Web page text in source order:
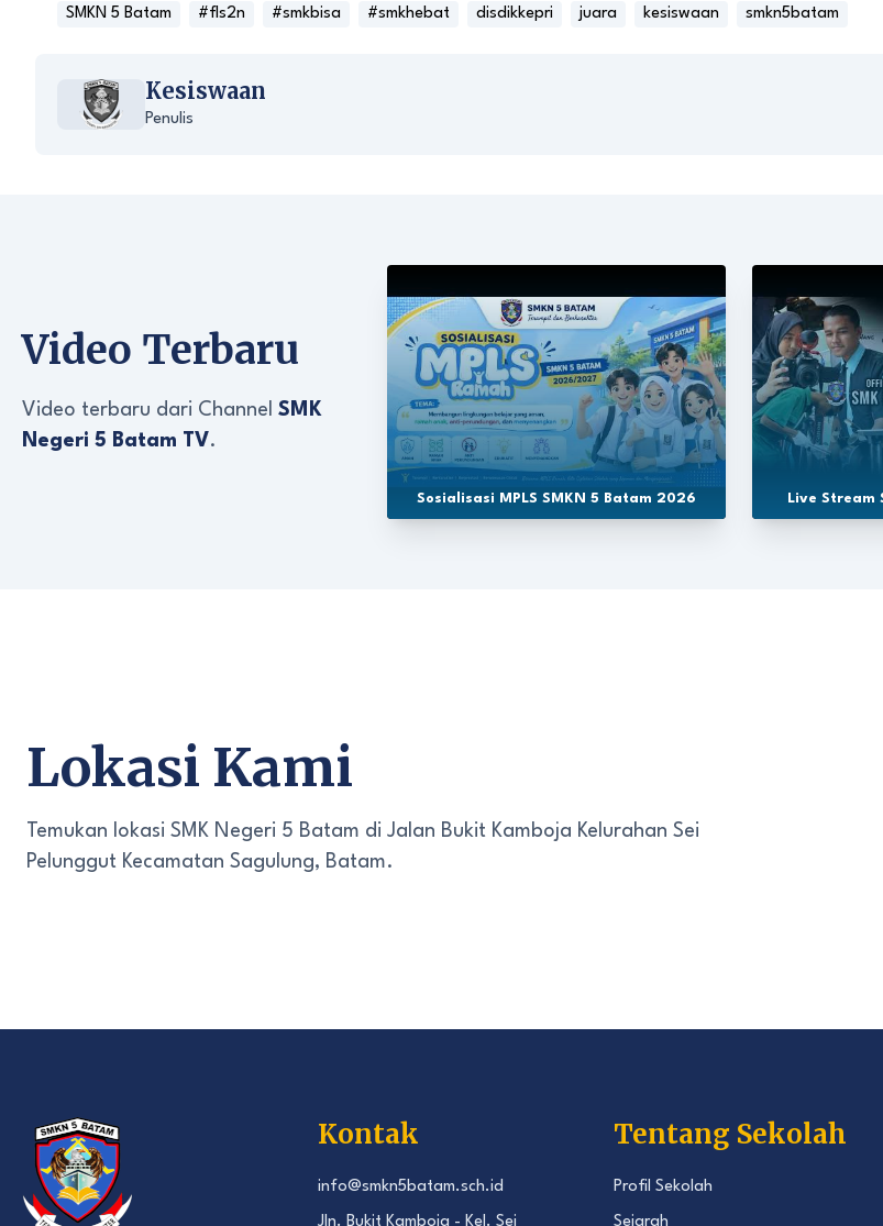
SMKN 5 Batam #fls2n #smkbisa #smkhebat disdikkepri juara kesiswaan smkn5batam
Kesiswaan
Penulis
Video Terbaru
Video terbaru dari Channel SMK
Negeri 5 Batam TV.
Sosialisasi MPLS SMKN 5 Batam 2026 Live Stream
Lokasi Kami
Temukan lokasi SMK Negeri 5 Batam di Jalan Bukit Kamboja Kelurahan Sei
Pelunggut Kecamatan Sagulung, Batam.
Kontak
info@smkn5batam.sch.id
Jln. Bukit Kamboja - Kel. Sei
Tentang Sekolah
Profil Sekolah
Sejarah